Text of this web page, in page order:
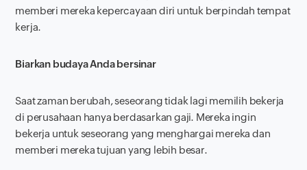
memberi mereka kepercayaan diri untuk berpindah tempat
kerja.
Biarkan budaya Anda bersinar
Saat zaman berubah, seseorang tidak lagi memilih bekerja
di perusahaan hanya berdasarkan gaji. Mereka ingin
bekerja untuk seseorang yang menghargai mereka dan
memberi mereka tujuan yang lebih besar.